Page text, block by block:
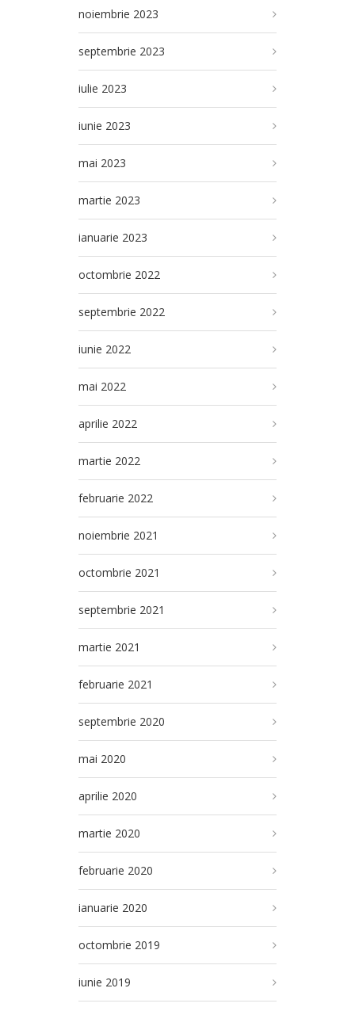
noiembrie 2023
septembrie 2023
iulie 2023
iunie 2023
mai 2023
martie 2023
ianuarie 2023
octombrie 2022
septembrie 2022
iunie 2022
mai 2022
aprilie 2022
martie 2022
februarie 2022
noiembrie 2021
octombrie 2021
septembrie 2021
martie 2021
februarie 2021
septembrie 2020
mai 2020
aprilie 2020
martie 2020
februarie 2020
ianuarie 2020
octombrie 2019
iunie 2019